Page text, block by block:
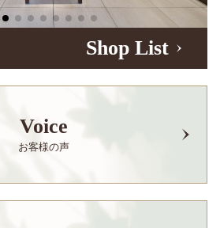
Shop List
Voice
お客様の声